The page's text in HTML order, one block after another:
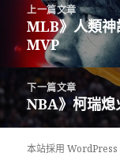
上一篇文章
上
一
篇
文
章:
MLB》人類神
MVP
下一篇文章
下
一
篇
NBA》柯瑞熄
本站採用 WordPress